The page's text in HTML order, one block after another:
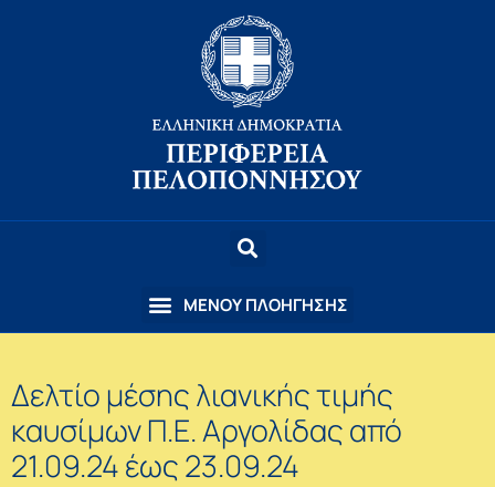
Δελτίο μέσης λιανικής τιμής
καυσίμων Π.Ε. Αργολίδας από
21.09.24 έως 23.09.24